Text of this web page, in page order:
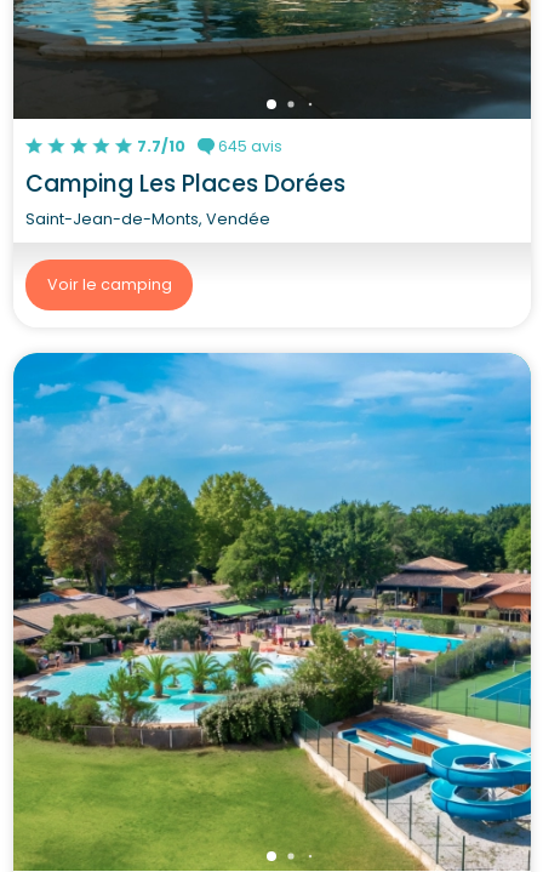
7.7/10 645 avis
Camping Les Places Dorées
Saint-Jean-de-Monts, Vendée
Voir le camping